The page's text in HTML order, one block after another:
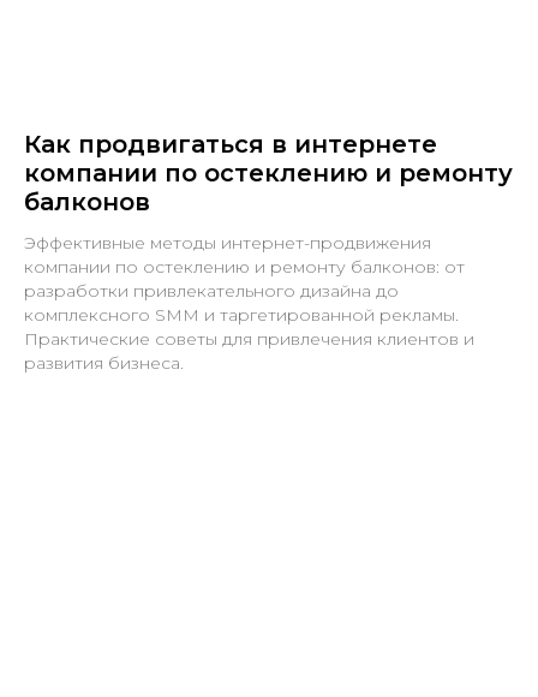
Как продвигаться в интернете
компании по остеклению и ремонту
балконов
Эффективные методы интернет-продвижения
компании по остеклению и ремонту балконов: от
разработки привлекательного дизайна до
комплексного SMM и таргетированной рекламы.
Практические советы для привлечения клиентов и
развития бизнеса.